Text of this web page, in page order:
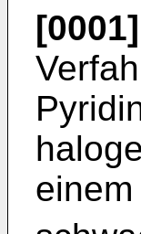
[0001]
einem